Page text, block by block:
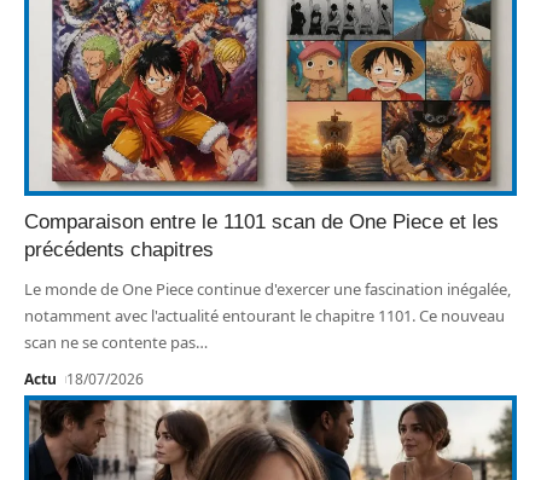
Comparaison entre le 1101 scan de One Piece et les
précédents chapitres
Le monde de One Piece continue d'exercer une fascination inégalée,
notamment avec l'actualité entourant le chapitre 1101. Ce nouveau
scan ne se contente pas…
Actu 18/07/2026